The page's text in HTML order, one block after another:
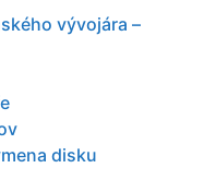
vývojára –
disku